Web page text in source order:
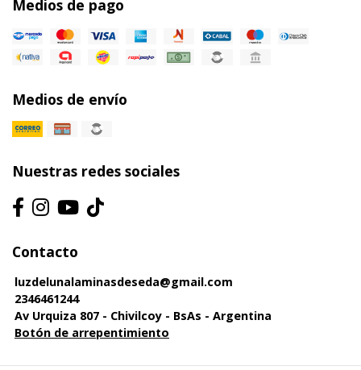
Medios de pago
Medios de envío
Nuestras redes sociales
Contacto
luzdelunalaminasdeseda@gmail.com
2346461244
Av Urquiza 807 - Chivilcoy - BsAs - Argentina
Botón de arrepentimiento